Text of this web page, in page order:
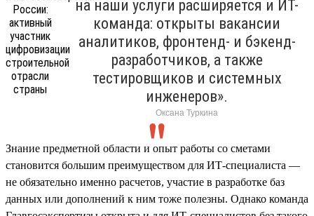
на наши услуги расширяется и ИТ-
команда: открыты вакансии
аналитиков, фронтенд- и бэкенд-
разработчиков, а также
тестировщиков и системных
инженеров».
Оксана Туркина
Знание предметной области и опыт работы со сметами
становится большим преимуществом для ИТ-специалиста —
не обязательно именно расчетов, участие в разработке баз
данных или дополнений к ним тоже полезны. Однако команда